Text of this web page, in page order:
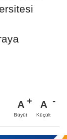
A
Büyüt
A
Küçült